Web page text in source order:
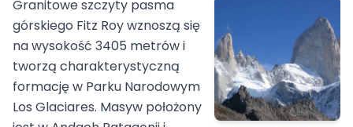
Granitowe szczyty pasma
górskiego Fitz Roy wznoszą się
na wysokość 3405 metrów i
tworzą charakterystyczną
formację w Parku Narodowym
Los Glaciares. Masyw położony